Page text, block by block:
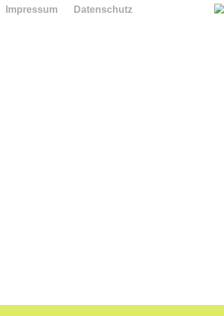
Impressum Datenschutz